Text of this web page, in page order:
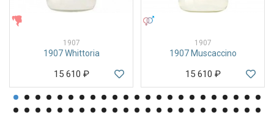
1907
1907 Whittoria
15 610 ₽
1907
1907 Muscaccino
15 610 ₽